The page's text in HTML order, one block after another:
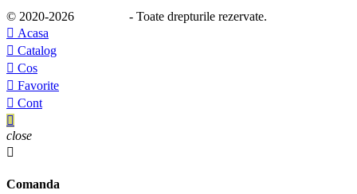
© 2020-2026
- Toate drepturile rezervate.
 Acasa
 Catalog
 Cos
 Favorite
 Cont

close

Comanda